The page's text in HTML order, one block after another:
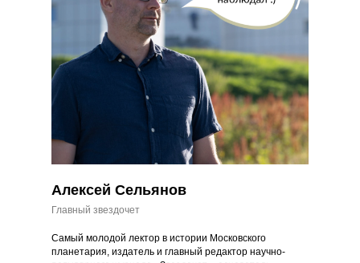
Алексей Сельянов
Главный звездочет
Самый молодой лектор в истории Московского
планетария, издатель и главный редактор научно-